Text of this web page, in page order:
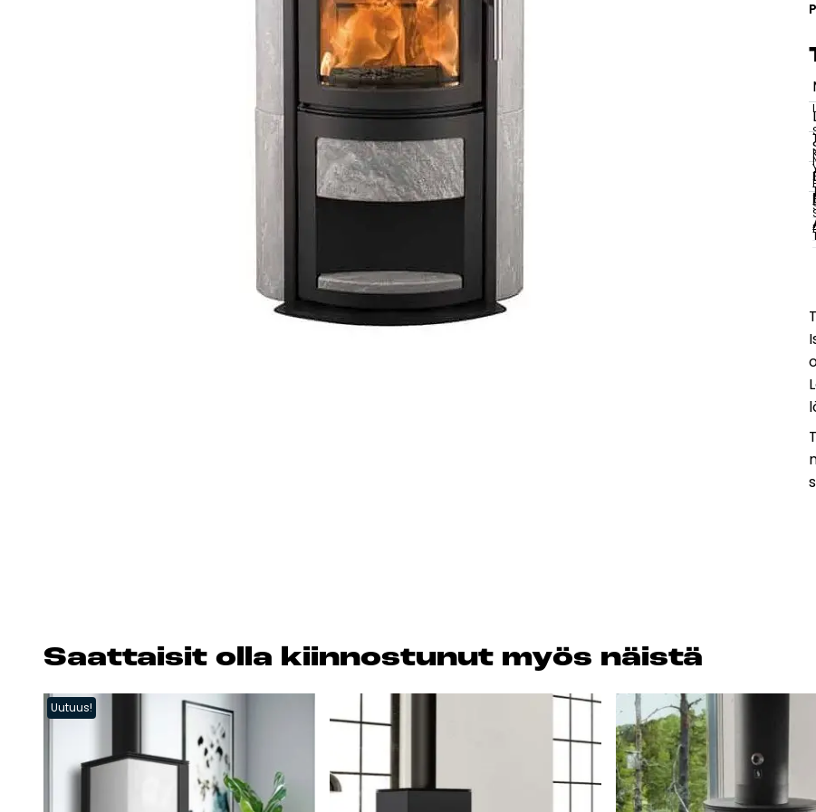
ESITTEET, HINNASTOT
JA OHJEET
TIILERI LASKU
Peruuta
Saat­tai­sit ol­la kiin­nos­tu­nut myös näis­tä
Uutuus!